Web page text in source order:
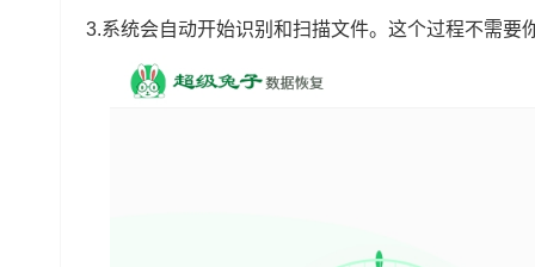
3.系统会自动开始识别和扫描文件。这个过程不需